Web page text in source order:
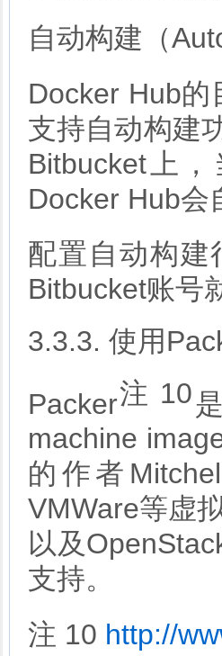
自动构建（
Docker Hub
支持自动构建
Bitbucket上
Docker Hub会
配置自动构建
Bitbucket账号
3.3.3. 使用
Packer注 10
machine
的作者
VMWare等虚
以及
支持。
注 10 http://